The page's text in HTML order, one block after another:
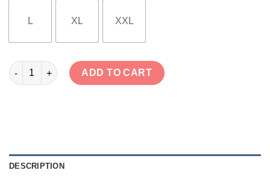
L XL XXL
Mũ Royal M138B 2 Kính - Phiên Bản Mới - Đen Nhám quantity
ADD TO CART
DESCRIPTION